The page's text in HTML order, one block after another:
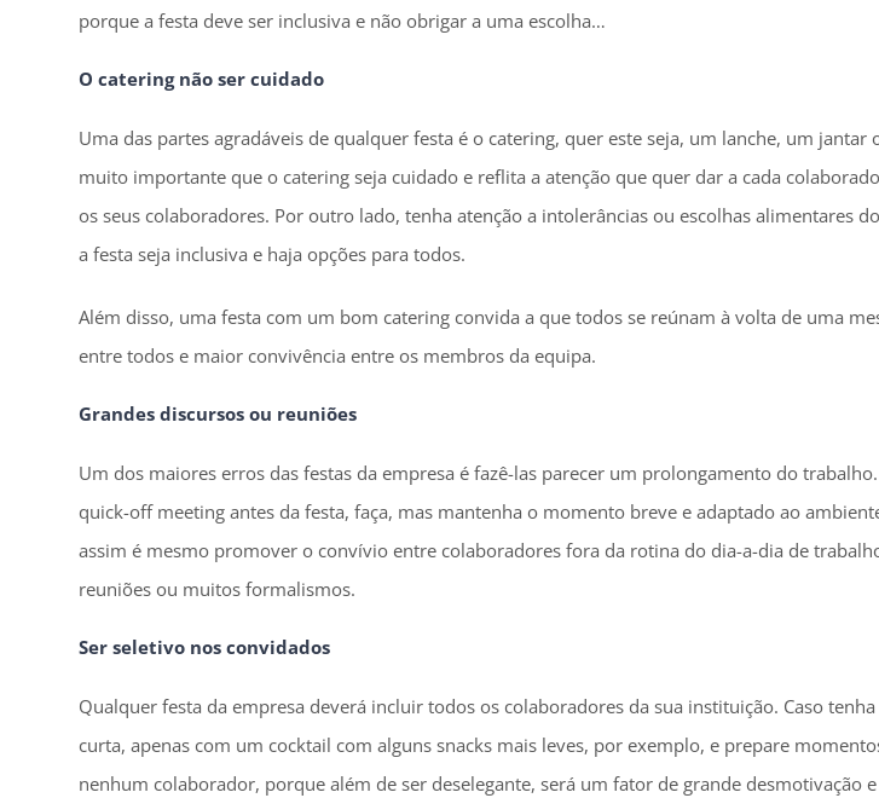
porque a festa deve ser inclusiva e não obrigar a uma escolha…
O catering não ser cuidado
Uma das partes agradáveis de qualquer festa é o catering, quer este seja, um lanche, um
muito importante que o catering seja cuidado e reflita a atenção que quer dar a cada
os seus colaboradores. Por outro lado, tenha atenção a intolerâncias ou escolhas alimentares
a festa seja inclusiva e haja opções para todos.
Além disso, uma festa com um bom catering convida a que todos se reúnam à volta de uma
entre todos e maior convivência entre os membros da equipa.
Grandes discursos ou reuniões
Um dos maiores erros das festas da empresa é fazê-las parecer um prolongamento do
quick-off meeting antes da festa, faça, mas mantenha o momento breve e adaptado ao
assim é mesmo promover o convívio entre colaboradores fora da rotina do dia-a-dia de
reuniões ou muitos formalismos.
Ser seletivo nos convidados
Qualquer festa da empresa deverá incluir todos os colaboradores da sua instituição. Caso
curta, apenas com um cocktail com alguns snacks mais leves, por exemplo, e prepare
nenhum colaborador, porque além de ser deselegante, será um fator de grande desmotivação